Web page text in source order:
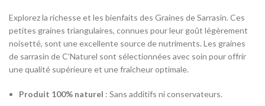
Explorez la richesse et les bienfaits des Graines de Sarrasin. Ces
petites graines triangulaires, connues pour leur goût légèrement
noisetté, sont une excellente source de nutriments. Les graines
de sarrasin de C’Naturel sont sélectionnées avec soin pour offrir
une qualité supérieure et une fraîcheur optimale.
Produit 100% naturel : Sans additifs ni conservateurs.